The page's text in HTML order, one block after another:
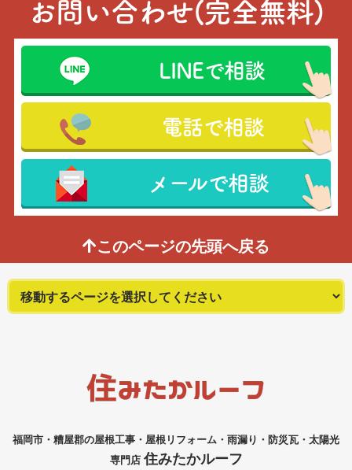
お問い合わせ(完全無料)
LINEで相談
電話で相談
メールで相談
このページの先頭へ戻る
福岡市・糟屋郡の屋根工事・屋根リフォーム・雨漏り・防災瓦・太陽光
専門店 住みたかルーフ